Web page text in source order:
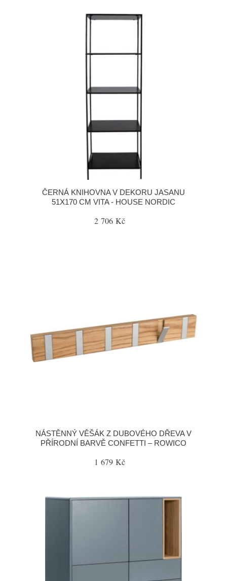
ČERNÁ KNIHOVNA V DEKORU JASANU
51X170 CM VITA - HOUSE NORDIC
2 706 Kč
NÁSTĚNNÝ VĚŠÁK Z DUBOVÉHO DŘEVA V
PŘÍRODNÍ BARVĚ CONFETTI – ROWICO
1 679 Kč